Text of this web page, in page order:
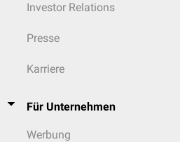
Investor Relations
Presse
Karriere
Für Unternehmen
Werbung